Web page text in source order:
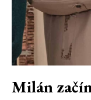
Milán